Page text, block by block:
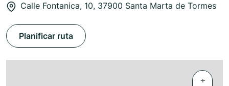
Calle Fontanica, 10, 37900 Santa Marta de Tormes
Planificar ruta
+